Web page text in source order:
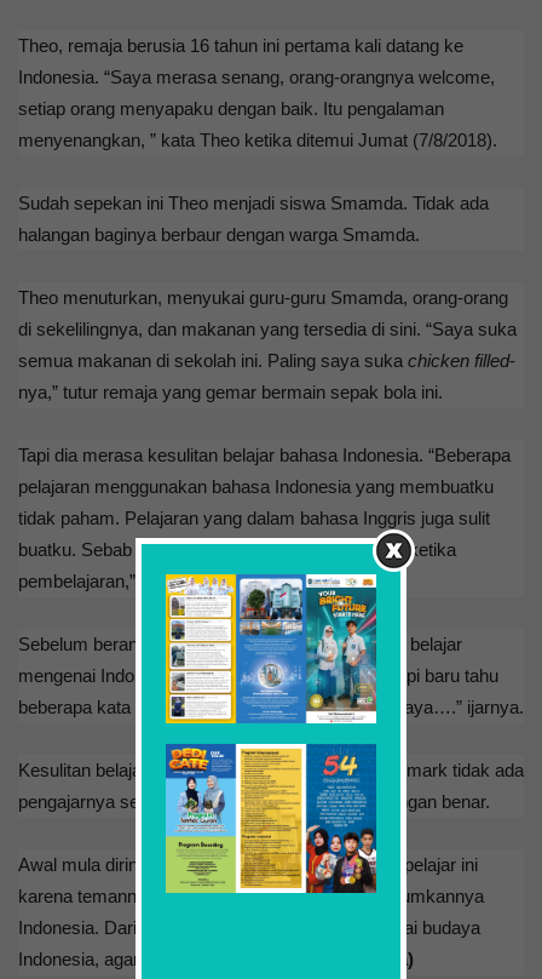
Theo, remaja berusia 16 tahun ini pertama kali datang ke
Indonesia. “Saya merasa senang, orang-orangnya welcome,
setiap orang menyapaku dengan baik. Itu pengalaman
menyenangkan, ” kata Theo ketika ditemui Jumat (7/8/2018).
Sudah sepekan ini Theo menjadi siswa Smamda. Tidak ada
halangan baginya berbaur dengan warga Smamda.
Theo menuturkan, menyukai guru-guru Smamda, orang-orang
di sekelilingnya, dan makanan yang tersedia di sini. “Saya suka
semua makanan di sekolah ini. Paling saya suka chicken filled-
nya,” tutur remaja yang gemar bermain sepak bola ini.
Tapi dia merasa kesulitan belajar bahasa Indonesia. “Beberapa
pelajaran menggunakan bahasa Indonesia yang membuatku
tidak paham. Pelajaran yang dalam bahasa Inggris juga sulit
buatku. Sebab terbiasa dengan bahasa Denmark ketika
pembelajaran,” katanya.
Sebelum berangkat ke Indonesia, Theo mengaku belajar
mengenai Indonesia. “Saya belajar bahasanya, tapi baru tahu
beberapa kata yang sangat dasar seperti nama saya….” ijarnya.
Kesulitan belajar bahasa Indonesia karena di Denmark tidak ada
pengajarnya sehingga sulit mengucapkannya dengan benar.
Awal mula dirinya mengikuti program pertukaran pelajar ini
karena temannya menceritakan, betapa mengagumkannya
Indonesia. Dari situlah Theo ingin belajar mengenai budaya
Indonesia, agama, dan masyarakatnya.
(Masitha)